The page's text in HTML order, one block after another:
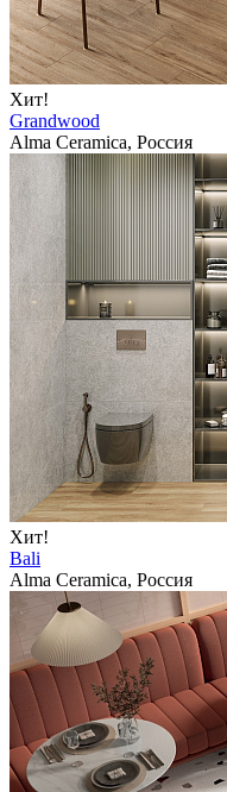
Хит!
Grandwood
Alma Ceramica, Россия
Хит!
Bali
Alma Ceramica, Россия